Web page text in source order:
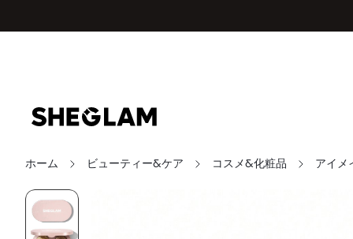
ホーム ビューティー&ケア コスメ&化粧品 アイメ